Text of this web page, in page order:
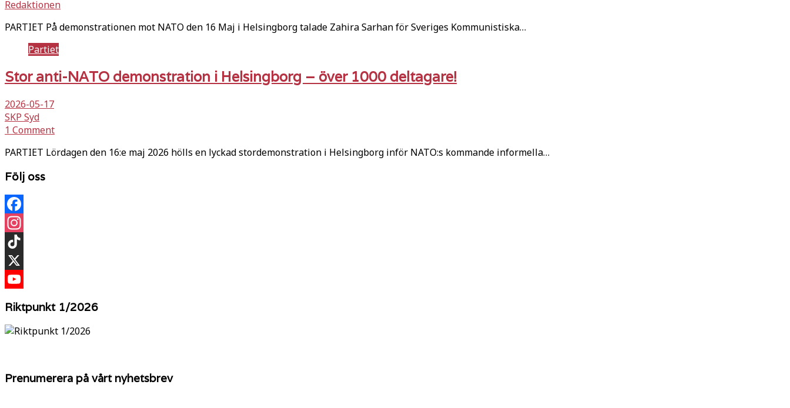
Redaktionen
PARTIET På demonstrationen mot NATO den 16 Maj i Helsingborg talade Zahira Sarhan för Sveriges Kommunistiska…
Partiet
Stor anti-NATO demonstration i Helsingborg – över 1000 deltagare!
2026-05-17
SKP Syd
1 Comment
PARTIET Lördagen den 16:e maj 2026 hölls en lyckad stordemonstration i Helsingborg inför NATO:s kommande informella…
Följ oss
Facebook
Instagram
TikTok
X
Riktpunkt 1/2026
Prenumerera på vårt nyhetsbrev